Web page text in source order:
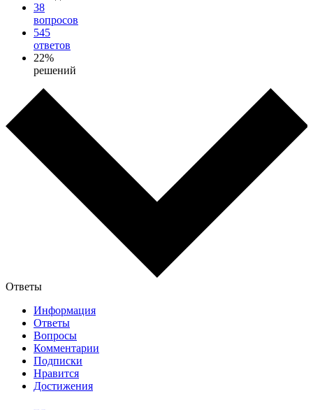
38
вопросов
545
ответов
22%
решений
Ответы
Информация
Ответы
Вопросы
Комментарии
Подписки
Нравится
Достижения